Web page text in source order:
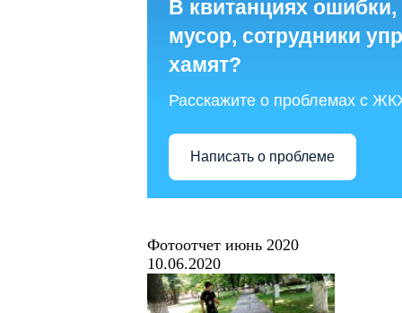
В квитанциях
мусор, сотрудники
хамят?
Расскажите о проблемах с
Написать о проблеме
Фотоотчет июнь 2020
10.06.2020